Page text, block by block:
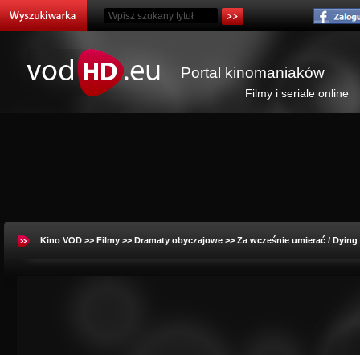
Portal kinomaniaków
Filmy i seriale online
Kino VOD >> Filmy >> Dramaty obyczajowe >> Za wcześnie umierać / Dying